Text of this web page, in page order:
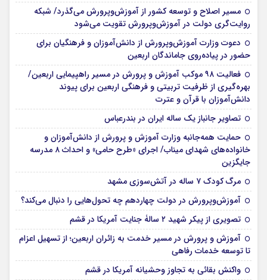
مسیر اصلاح و توسعه کشور از آموزش‌وپرورش می‌گذرد/ شبکه
روایت‌‌گری دولت در آموزش‌وپرورش تقویت می‌شود
دعوت وزارت آموزش‌وپرورش از دانش‌آموزان و فرهنگیان برای
حضور در پیاده‌روی جاماندگان اربعین
فعالیت ۹۸ موکب آموزش و پرورش در مسیر راهپیمایی اربعین/
بهره‌گیری از ظرفیت تربیتی و فرهنگی اربعین برای پیوند
دانش‌آموزان با قرآن و عترت
تصاویر جانباز یک ساله ایران در بندرعباس
حمایت همه‌جانبه وزارت آموزش و پرورش از دانش‌آموزان و
خانواده‌های شهدای میناب/ اجرای «طرح حامی» و احداث ۸ مدرسه
جایگزین
مرگ کودک ۷ ساله در آتش‌سوزی مشهد
آموزش‌وپرورش در دولت چهاردهم چه تحول‌هایی را دنبال می‌کند؟
تصویری از پیکر شهید ۲ سالۀ جنایت آمریکا در قشم
آموزش و پرورش در مسیر خدمت به زائران اربعین؛ از تسهیل اعزام
تا توسعه خدمات رفاهی
واکنش بقائی به تجاوز وحشیانه آمریکا در قشم